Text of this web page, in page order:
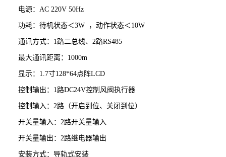
电源：AC 220V 50Hz
功耗：待机状态＜3W ，动作状态＜10W
通讯方式：1路二总线、2路RS485
最大通讯距离：1000m
显示：1.7寸128*64点阵LCD
控制输出：1路DC24V控制风阀执行器
控制输入：2路（开启到位、关闭到位）
开关量输入：2路开关量输入
开关量输出：2路继电器输出
安装方式：导轨式安装